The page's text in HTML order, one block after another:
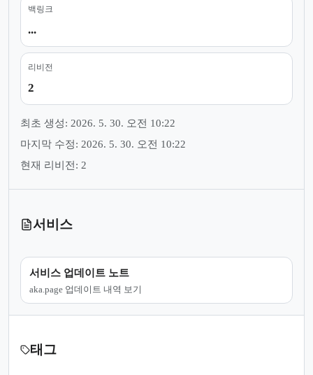
백링크
...
리비전
2
최초 생성: 2026. 5. 30. 오전 10:22
마지막 수정: 2026. 5. 30. 오전 10:22
현재 리비전: 2
서비스
서비스 업데이트 노트
aka.page 업데이트 내역 보기
태그